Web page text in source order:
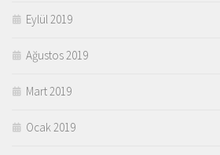
Eylül 2019
Ağustos 2019
Mart 2019
Ocak 2019